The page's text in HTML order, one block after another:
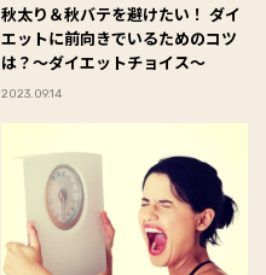
秋太り＆秋バテを避けたい！ ダイ
エットに前向きでいるためのコツ
は？～ダイエットチョイス～
2023.09.14